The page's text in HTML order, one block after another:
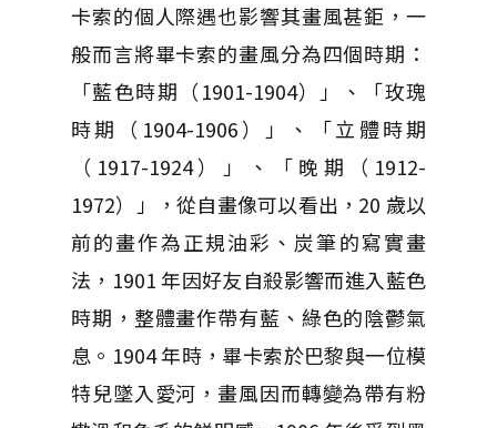
卡索的個人際遇也影響其畫風甚鉅，一
般而言將畢卡索的畫風分為四個時期：
「藍色時期（1901-1904）」、「玫瑰
時期（1904-1906）」、「立體時期
（1917-1924）」、「晚期（1912-
1972）」，從自畫像可以看出，20 歲以
前的畫作為正規油彩、炭筆的寫實畫
法，1901 年因好友自殺影響而進入藍色
時期，整體畫作帶有藍、綠色的陰鬱氣
息。1904 年時，畢卡索於巴黎與一位模
特兒墜入愛河，畫風因而轉變為帶有粉